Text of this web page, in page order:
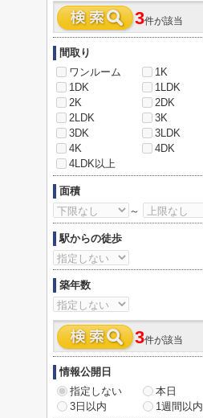
3件が該当
間取り
ワンルーム
1K
1DK
1LDK
2K
2DK
2LDK
3K
3DK
3LDK
4K
4DK
4LDK以上
面積
～
駅からの徒歩
築年数
3件が該当
情報公開日
指定しない
本日
3日以内
1週間以内